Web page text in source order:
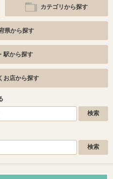
カテゴリから探す
県から探す
駅から探す
お店から探す